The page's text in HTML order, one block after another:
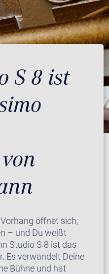
S 8 ist
öffnet sich,
– und Du weißt
Studio S 8 ist das
Es verwandelt Deine
Bühne und hat